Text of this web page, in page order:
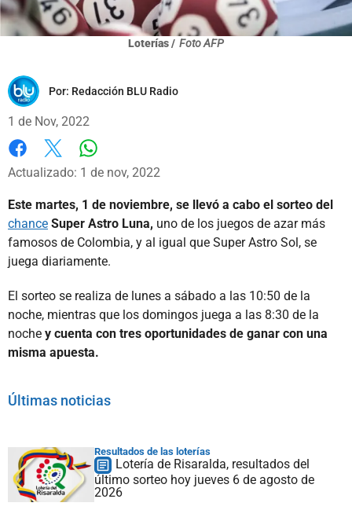
Loterías / Foto AFP
Por: Redacción BLU Radio
1 de Nov, 2022
Facebook
X
Actualizado: 1 de nov, 2022
Este martes, 1 de noviembre, se llevó a cabo el sorteo del
chance Super Astro Luna, uno de los juegos de azar más
famosos de Colombia, y al igual que Super Astro Sol, se
juega diariamente.
El sorteo se realiza de lunes a sábado a las 10:50 de la
noche, mientras que los domingos juega a las 8:30 de la
noche y cuenta con tres oportunidades de ganar con una
misma apuesta.
Últimas noticias
Resultados de las loterías
Lotería de Risaralda, resultados del
último sorteo hoy jueves 6 de agosto de
2026